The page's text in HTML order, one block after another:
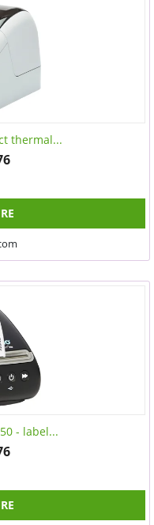
thermal...
- label...